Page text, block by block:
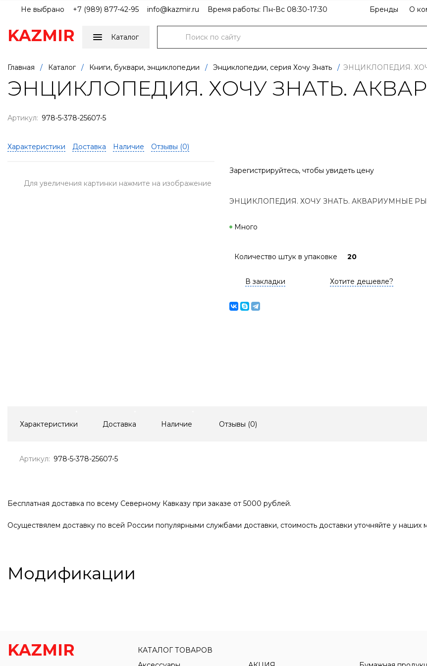
Не выбрано +7 (989) 877-42-95 info@kazmir.ru Время работы: Пн-Вс 08:30-17:30 Бренды О
KAZMIR Каталог
Главная / Каталог / Книги, буквари, энциклопедии / Энциклопедии, серия Хочу Знать / ЭНЦИКЛОПЕДИЯ.
ЭНЦИКЛОПЕДИЯ. ХОЧУ ЗНАТЬ.
Артикул: 978-5-378-25607-5
Характеристики Доставка Наличие Отзывы (0)
Для увеличения картинки нажмите на изображение
Зарегистрируйтесь, чтобы увидеть цену
ЭНЦИКЛОПЕДИЯ. ХОЧУ ЗНАТЬ. АКВАРИУМНЫЕ
Много
Количество штук в упаковке 20
В закладки Хотите дешевле?
Характеристики Доставка Наличие Отзывы (0)
Артикул: 978-5-378-25607-5
Бесплатная доставка по всему Северному Кавказу при заказе от 5000 рублей.
Осуществялем доставку по всей России популярными службами доставки, стоимость доставки уточняйте у наших
Модификации
KAZMIR
КАТАЛОГ ТОВАРОВ